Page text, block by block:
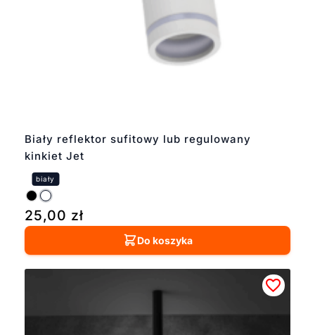
Biały reflektor sufitowy lub regulowany
kinkiet Jet
25,00 zł
Do koszyka